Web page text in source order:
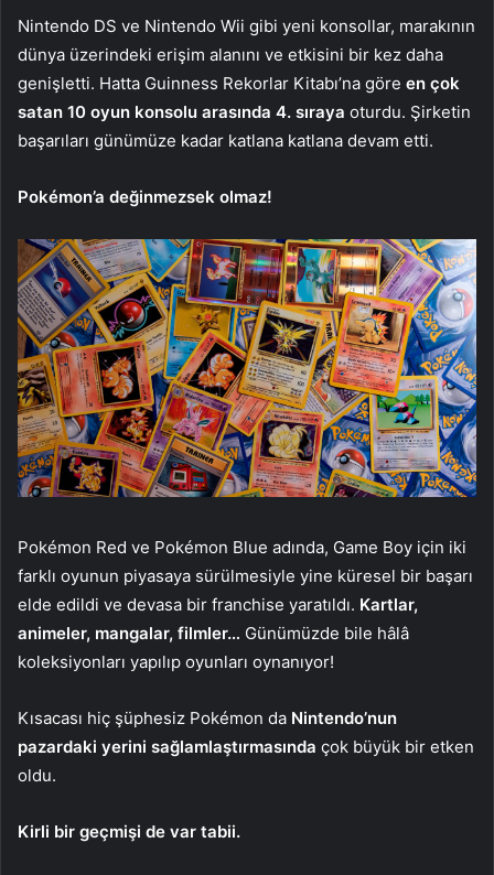
Nintendo DS ve Nintendo Wii gibi yeni konsollar, marakının
dünya üzerindeki erişim alanını ve etkisini bir kez daha
genişletti. Hatta Guinness Rekorlar Kitabı’na göre en çok
satan 10 oyun konsolu arasında 4. sıraya oturdu. Şirketin
başarıları günümüze kadar katlana katlana devam etti.
Pokémon’a değinmezsek olmaz!
Pokémon Red ve Pokémon Blue adında, Game Boy için iki
farklı oyunun piyasaya sürülmesiyle yine küresel bir başarı
elde edildi ve devasa bir franchise yaratıldı. Kartlar,
animeler, mangalar, filmler… Günümüzde bile hâlâ
koleksiyonları yapılıp oyunları oynanıyor!
Kısacası hiç şüphesiz Pokémon da Nintendo’nun
pazardaki yerini sağlamlaştırmasında çok büyük bir etken
oldu.
Kirli bir geçmişi de var tabii.